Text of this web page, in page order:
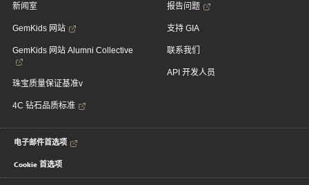
新闻室
GemKids 网站
GemKids 网站 Alumni Collective
珠宝质量保证基准v
4C 钻石品质标准
报告问题
支持 GIA
联系我们
API 开发人员
电子邮件首选项
Cookie 首选项